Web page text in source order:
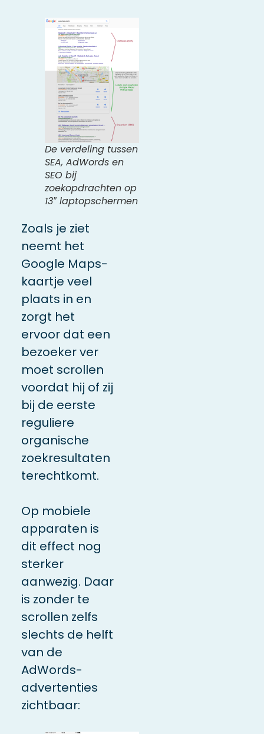
De verdeling tussen
SEA, AdWords en
SEO bij
zoekopdrachten op
13″ laptopschermen
Zoals je ziet
neemt het
Google Maps-
kaartje veel
plaats in en
zorgt het
ervoor dat een
bezoeker ver
moet scrollen
voordat hij of zij
bij de eerste
reguliere
organische
zoekresultaten
terechtkomt.
Op mobiele
apparaten is
dit effect nog
sterker
aanwezig. Daar
is zonder te
scrollen zelfs
slechts de helft
van de
AdWords-
advertenties
zichtbaar: